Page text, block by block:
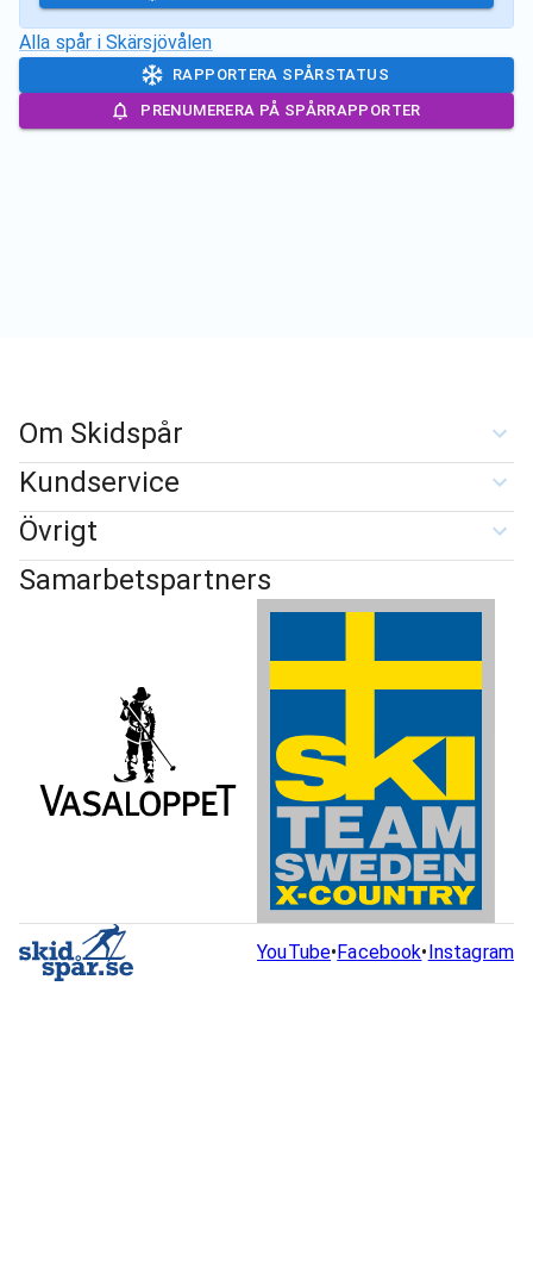
Alla spår i Skärsjövålen
RAPPORTERA SPÅRSTATUS
PRENUMERERA PÅ SPÅRRAPPORTER
Om Skidspår
Kundservice
Övrigt
Samarbetspartners
YouTube•Facebook•Instagram